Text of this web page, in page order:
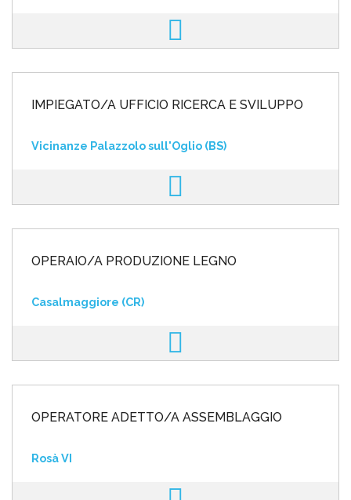
IMPIEGATO/A UFFICIO RICERCA E SVILUPPO
Vicinanze Palazzolo sull'Oglio (BS)
OPERAIO/A PRODUZIONE LEGNO
Casalmaggiore (CR)
OPERATORE ADETTO/A ASSEMBLAGGIO
Rosà VI